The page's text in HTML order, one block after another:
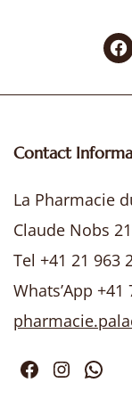
Contact
La Pharmacie
Claude Nobs
Tel +41 21 963
Whats’App +41
Facebook